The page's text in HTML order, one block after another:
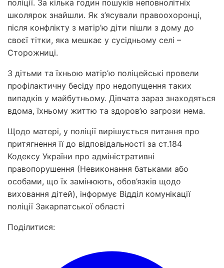
поліції. За кілька годин пошуків неповнолітніх
школярок знайшли. Як з’ясували правоохоронці,
після конфлікту з матір’ю діти пішли з дому до
своєї тітки, яка мешкає у сусідньому селі –
Сторожниці.
З дітьми та їхньою матір’ю поліцейські провели
профілактичну бесіду про недопущення таких
випадків у майбутньому. Дівчата зараз знаходяться
вдома, їхньому життю та здоров’ю загрози нема.
Щодо матері, у поліції вирішується питання про
притягнення її до відповідальності за ст.184
Кодексу України про адміністративні
правопорушення (Невиконання батьками або
особами, що їх замінюють, обов’язків щодо
виховання дітей), інформує Відділ комунікації
поліції Закарпатської області
Поділитися: